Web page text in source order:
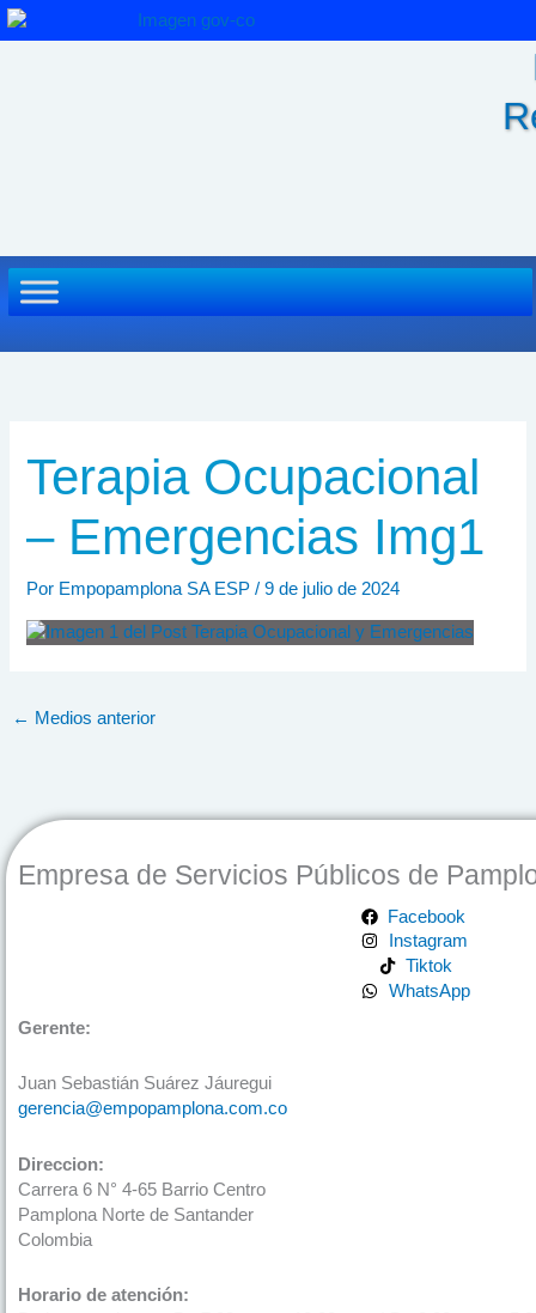
Ir
Terapia Ocupacional
– Emergencias Img1
Por Empopamplona SA ESP/9 de julio de 2024
← Medios anterior
Empresa de Servicios Públicos de
Facebook
Instagram
Tiktok
WhatsApp
Gerente:
Juan Sebastián Suárez Jáuregui
gerencia@empopamplona.com.co
Direccion:
Carrera 6 N° 4-65 Barrio Centro
Pamplona Norte de Santander
Colombia
Horario de atención: